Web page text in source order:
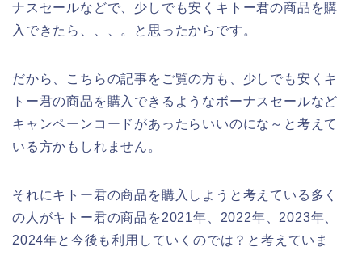
ナスセールなどで、少しでも安くキトー君の商品を購
入できたら、、、。と思ったからです。
だから、こちらの記事をご覧の方も、少しでも安くキ
トー君の商品を購入できるようなボーナスセールなど
キャンペーンコードがあったらいいのにな～と考えて
いる方かもしれません。
それにキトー君の商品を購入しようと考えている多く
の人がキトー君の商品を2021年、2022年、2023年、
2024年と今後も利用していくのでは？と考えていま